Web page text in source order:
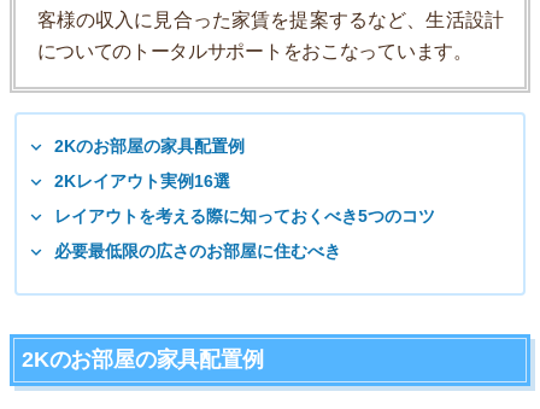
客様の収入に見合った家賃を提案するなど、生活設計
についてのトータルサポートをおこなっています。
2Kのお部屋の家具配置例
2Kレイアウト実例16選
レイアウトを考える際に知っておくべき5つのコツ
必要最低限の広さのお部屋に住むべき
2Kのお部屋の家具配置例